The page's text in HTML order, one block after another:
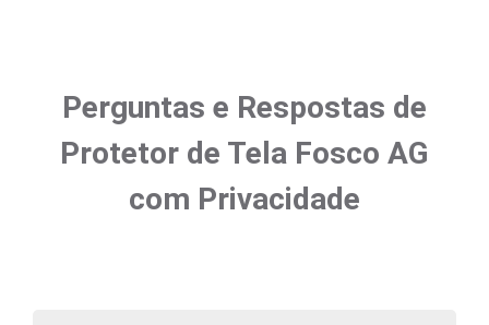
Perguntas e Respostas de
Protetor de Tela Fosco AG
com Privacidade